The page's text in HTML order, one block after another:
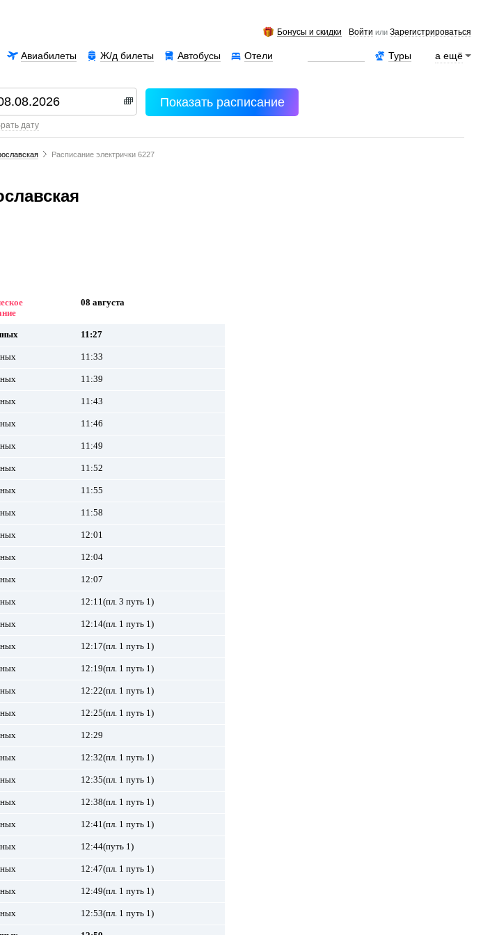
Бонусы и скидки Войти илиЗарегистрироваться
а ещё
Туры
Отели
Автобусы
Ж/д билеты
Авиабилеты
дату
Показать расписание
Расписание электрички 6227
08 августа
11:27
11:33
11:39
11:43
11:46
11:49
11:52
11:55
11:58
12:01
12:04
12:07
12:11(пл. 3 путь 1)
12:14(пл. 1 путь 1)
12:17(пл. 1 путь 1)
12:19(пл. 1 путь 1)
12:22(пл. 1 путь 1)
12:25(пл. 1 путь 1)
12:29
12:32(пл. 1 путь 1)
12:35(пл. 1 путь 1)
12:38(пл. 1 путь 1)
12:41(пл. 1 путь 1)
12:44(путь 1)
12:47(пл. 1 путь 1)
12:49(пл. 1 путь 1)
12:53(пл. 1 путь 1)